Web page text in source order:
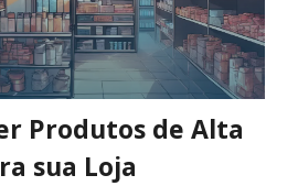
Produtos de Alta
sua Loja